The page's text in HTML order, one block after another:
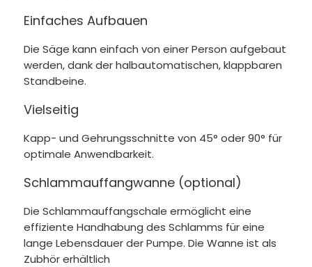
Einfaches Aufbauen
Die Säge kann einfach von einer Person aufgebaut
werden, dank der halbautomatischen, klappbaren
Standbeine.
Vielseitig
Kapp- und Gehrungsschnitte von 45° oder 90° für
optimale Anwendbarkeit.
Schlammauffangwanne (optional)
Die Schlammauffangschale ermöglicht eine
effiziente Handhabung des Schlamms für eine
lange Lebensdauer der Pumpe. Die Wanne ist als
Zubhör erhältlich